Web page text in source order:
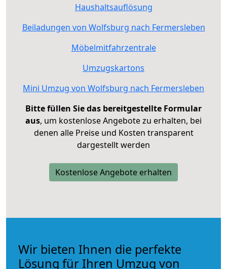
Haushaltsauflösung
Beiladungen von Wolfsburg nach Fermersleben
Möbelmitfahrzentrale
Umzugskartons
Mini Umzug von Wolfsburg nach Fermersleben
Bitte füllen Sie das bereitgestellte Formular
aus, um kostenlose Angebote zu erhalten, bei
denen alle Preise und Kosten transparent
dargestellt werden
Kostenlose Angebote erhalten
Wir bieten Ihnen die perfekte
Lösung für Ihren Umzug von